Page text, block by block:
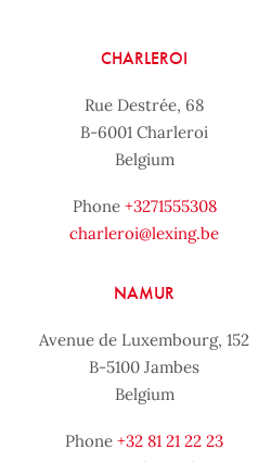
CHARLEROI
Rue Destrée, 68
B-6001 Charleroi
Belgium
Phone +3271555308
charleroi@lexing.be
NAMUR
Avenue de Luxembourg, 152
B-5100 Jambes
Belgium
Phone +32 81 21 22 23